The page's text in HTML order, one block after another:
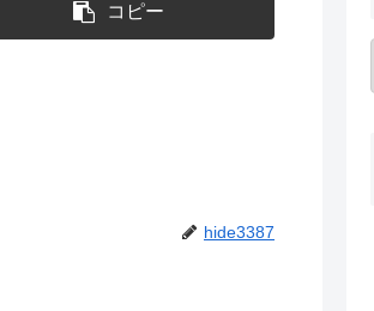
コピー
hide3387